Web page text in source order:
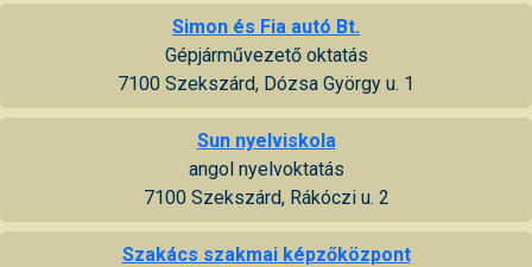
Simon és Fia autó Bt.
Gépjárművezető oktatás
7100 Szekszárd, Dózsa György u. 1
Sun nyelviskola
angol nyelvoktatás
7100 Szekszárd, Rákóczi u. 2
Szakács szakmai képzőközpont